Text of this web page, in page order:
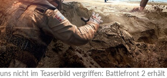
nicht im Teaserbild vergriffen: Battlefront 2